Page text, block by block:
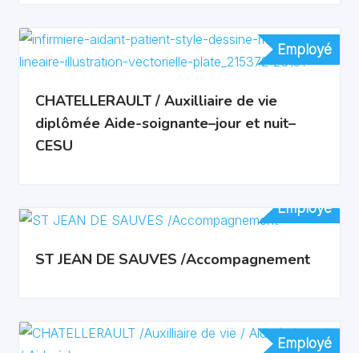
Employé
Employé
CHATELLERAULT / Auxilliaire de vie
diplômée Aide-soignante–jour et nuit–
CESU
Employé
Employé
ST JEAN DE SAUVES /Accompagnement
Employé
Employé